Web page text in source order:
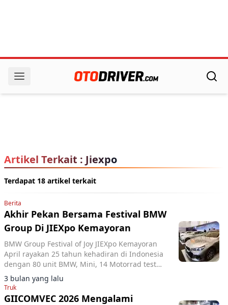
Artikel Terkait : Jiexpo
Terdapat 18 artikel terkait
Berita
Akhir Pekan Bersama Festival BMW
Group Di JIEXpo Kemayoran
BMW Group Festival of Joy JIEXpo Kemayoran
April rayakan 25 tahun kehadiran di Indonesia
dengan 80 unit BMW, Mini, 14 Motorrad test
drive, dan aktivitas interaktif.
3 bulan yang lalu
Truk
GIICOMVEC 2026 Mengalami